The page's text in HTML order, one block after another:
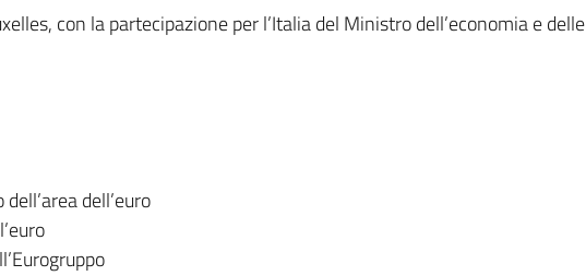
con la partecipazione per l’Italia del Ministro dell’economia e delle
dell’euro